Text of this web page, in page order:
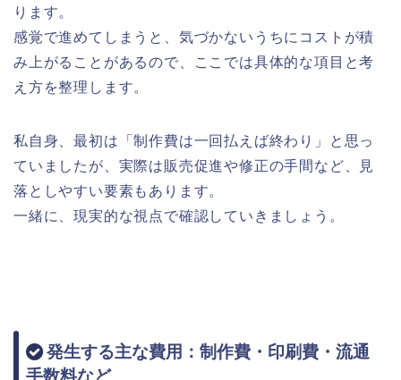
ります。
感覚で進めてしまうと、気づかないうちにコストが積
み上がることがあるので、ここでは具体的な項目と考
え方を整理します。
私自身、最初は「制作費は一回払えば終わり」と思っ
ていましたが、実際は販売促進や修正の手間など、見
落としやすい要素もあります。
一緒に、現実的な視点で確認していきましょう。
発生する主な費用：制作費・印刷費・流通